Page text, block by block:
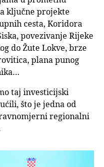
ključne projekte
cesta, Koridora
povezivanje Rijeke
do Žute Lokve, brze
plana punog
taj investicijski
što je jedna od
regionalni